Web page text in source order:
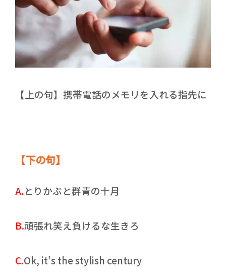
【上の句】携帯電話のメモリを入れる指先に
【下の句】
A.とりかぶと群青の十月
B.頑張れ笑え負けるな生きろ
C.Ok, it’s the stylish century